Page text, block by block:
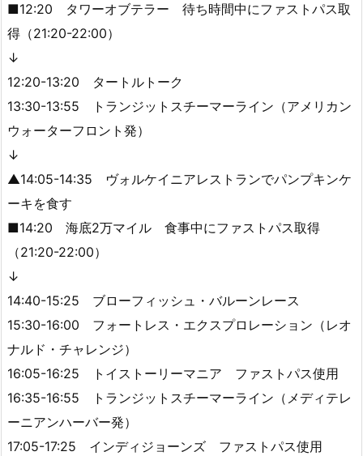
■12:20 タワーオブテラー 待ち時間中にファストパス取
得（21:20-22:00）
↓
12:20-13:20 タートルトーク
13:30-13:55 トランジットスチーマーライン（アメリカン
ウォーターフロント発）
↓
▲14:05-14:35 ヴォルケイニアレストランでパンプキンケ
ーキを食す
■14:20 海底2万マイル 食事中にファストパス取得
（21:20-22:00）
↓
14:40-15:25 ブローフィッシュ・バルーンレース
15:30-16:00 フォートレス・エクスプロレーション（レオ
ナルド・チャレンジ）
16:05-16:25 トイストーリーマニア ファストパス使用
16:35-16:55 トランジットスチーマーライン（メディテレ
ーニアンハーバー発）
17:05-17:25 インディジョーンズ ファストパス使用